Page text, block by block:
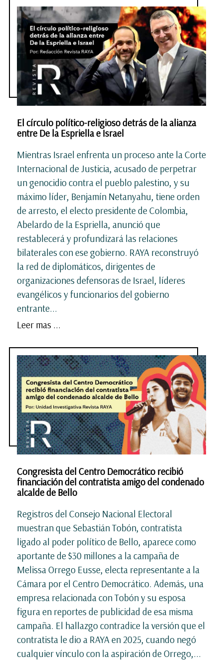
El círculo político-religioso detrás de la alianza
entre De la Espriella e Israel
Mientras Israel enfrenta un proceso ante la Corte
Internacional de Justicia, acusado de perpetrar
un genocidio contra el pueblo palestino, y su
máximo líder, Benjamín Netanyahu, tiene orden
de arresto, el electo presidente de Colombia,
Abelardo de la Espriella, anunció que
restablecerá y profundizará las relaciones
bilaterales con ese gobierno. RAYA reconstruyó
la red de diplomáticos, dirigentes de
organizaciones defensoras de Israel, líderes
evangélicos y funcionarios del gobierno
entrante...
Leer mas ...
Congresista del Centro Democrático recibió
financiación del contratista amigo del condenado
alcalde de Bello
Registros del Consejo Nacional Electoral
muestran que Sebastián Tobón, contratista
ligado al poder político de Bello, aparece como
aportante de $30 millones a la campaña de
Melissa Orrego Eusse, electa representante a la
Cámara por el Centro Democrático. Además, una
empresa relacionada con Tobón y su esposa
figura en reportes de publicidad de esa misma
campaña. El hallazgo contradice la versión que el
contratista le dio a RAYA en 2025, cuando negó
cualquier vínculo con la aspiración de Orrego,...